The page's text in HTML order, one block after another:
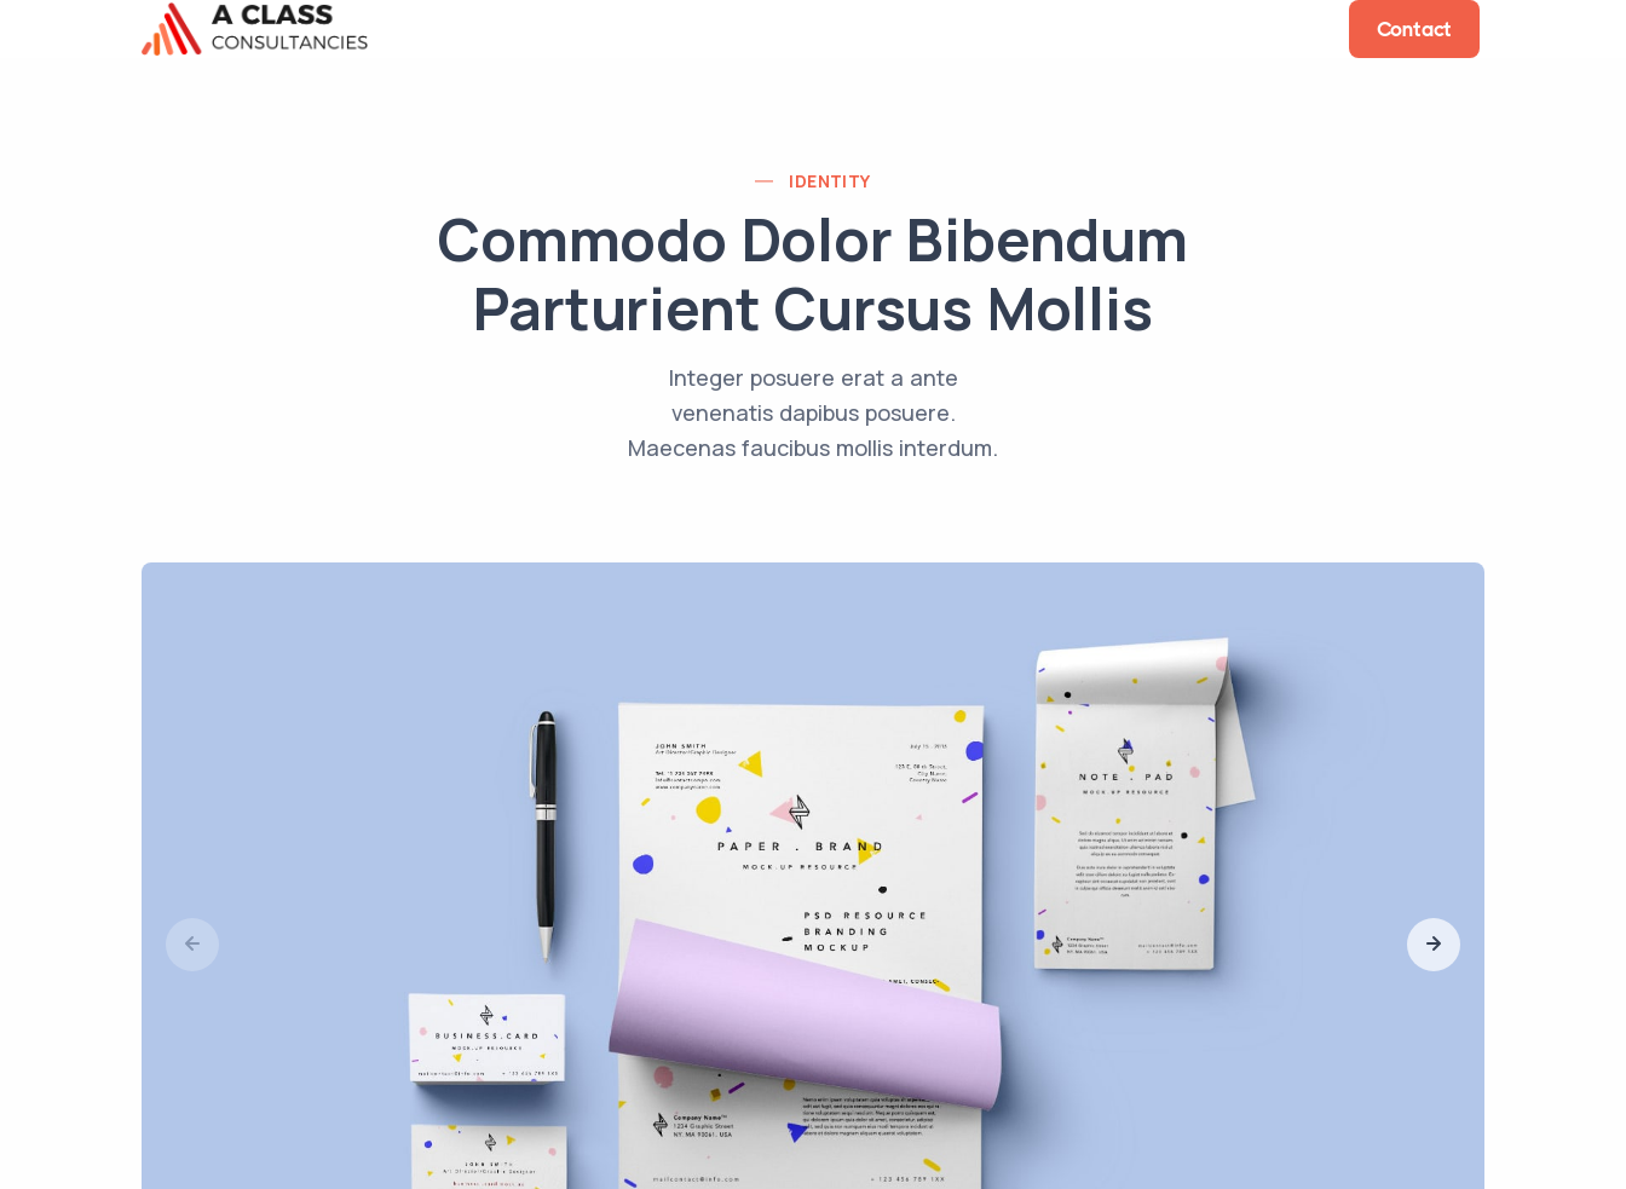
Contact
IDENTITY
Commodo Dolor Bibendum
Parturient Cursus Mollis
Integer posuere erat a ante
venenatis dapibus posuere.
Maecenas faucibus mollis interdum.